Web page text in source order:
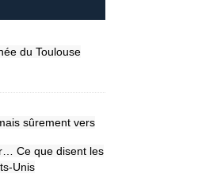
du Toulouse
sûrement vers
Ce que disent les
Unis